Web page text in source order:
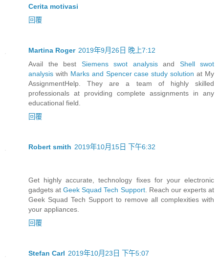
Cerita motivasi
回覆
Martina Roger 2019年9月26日 晚上7:12
Avail the best Siemens swot analysisand Shell swot
analysis with Marks and Spencer case study solution at My
AssignmentHelp. They are a team of highly skilled
professionals at providing complete assignments in any
educational field.
回覆
Robert smith 2019年10月15日 下午6:32
Get highly accurate, technology fixes for your electronic
gadgets atGeek Squad Tech Support. Reach our experts at
Geek Squad Tech Support to remove all complexities with
your appliances.
回覆
Stefan Carl 2019年10月23日 下午5:07